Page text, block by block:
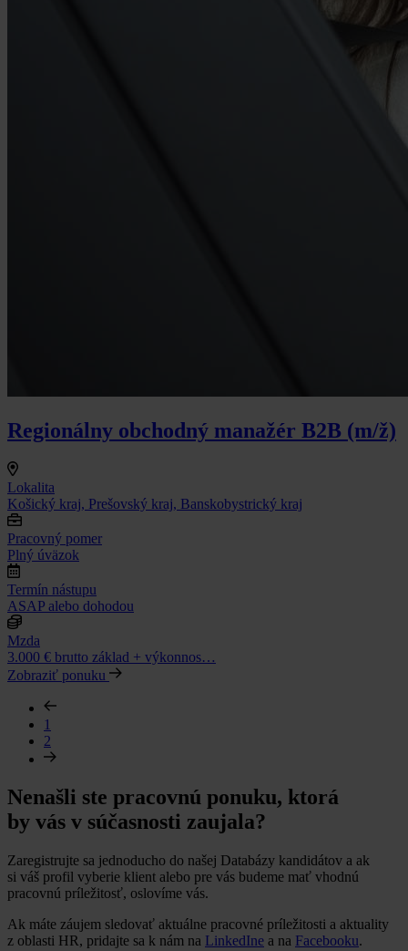
Regionálny obchodný manažér B2B (m/ž)
Lokalita
Košický kraj, Prešovský kraj, Banskobystrický kraj
Pracovný pomer
Plný úväzok
Termín nástupu
ASAP alebo dohodou
Mzda
3.000 € brutto základ + výkonnos…
Zobraziť ponuku
1
2
Nenašli ste pracovnú ponuku, ktorá
by vás v súčasnosti zaujala?
Zaregistrujte sa jednoducho do našej Databázy kandidátov a ak
si váš profil vyberie klient alebo pre vás budeme mať vhodnú
pracovnú príležitosť, oslovíme vás.
Ak máte záujem sledovať aktuálne pracovné príležitosti a aktuality
z oblasti HR, pridajte sa k nám na LinkedIne a na Facebooku.